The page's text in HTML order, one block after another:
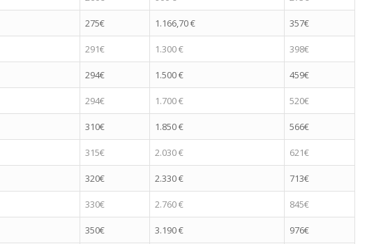
275€ 1.166,70 € 357€
291€ 1.300 € 398€
294€ 1.500 € 459€
294€ 1.700 € 520€
310€ 1.850 € 566€
315€ 2.030 € 621€
320€ 2.330 € 713€
330€ 2.760 € 845€
350€ 3.190 € 976€